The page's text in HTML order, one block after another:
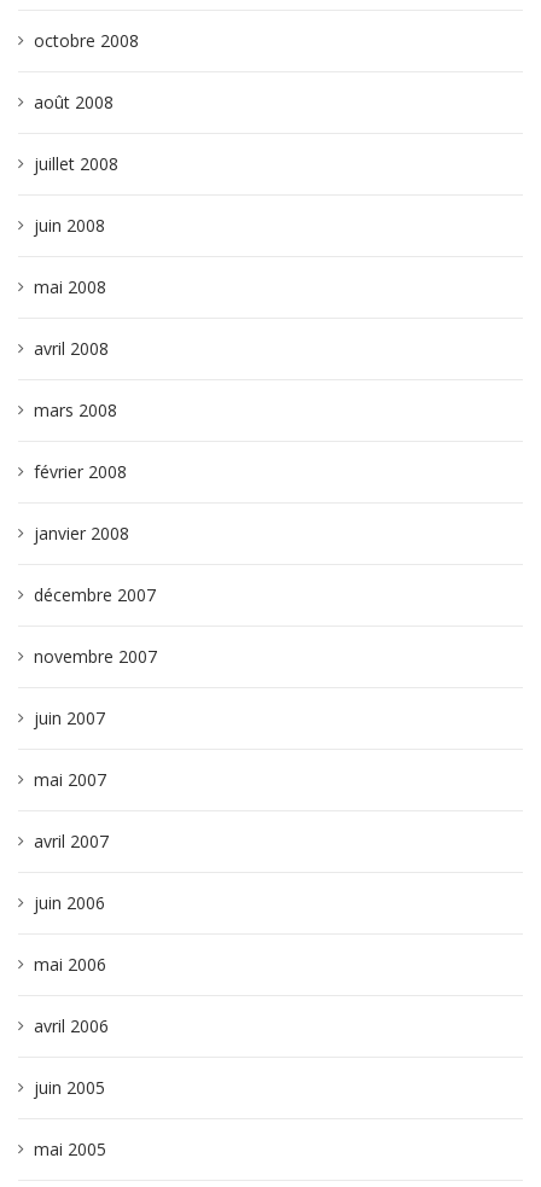
octobre 2008
août 2008
juillet 2008
juin 2008
mai 2008
avril 2008
mars 2008
février 2008
janvier 2008
décembre 2007
novembre 2007
juin 2007
mai 2007
avril 2007
juin 2006
mai 2006
avril 2006
juin 2005
mai 2005